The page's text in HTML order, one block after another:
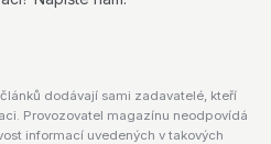
dodávají sami zadavatelé, kteří
Provozovatel magazínu neodpovídá
informací uvedených v takových